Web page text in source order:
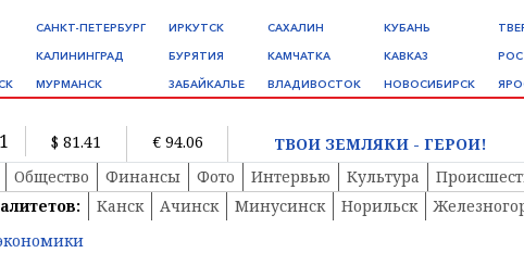
САНКТ-ПЕТЕРБУРГ
КАЛИНИНГРАД
МУРМАНСК
ИРКУТСК
БУРЯТИЯ
ЗАБАЙКАЛЬЕ
САХАЛИН
КАМЧАТКА
ВЛАДИВОСТОК
КУБАНЬ
КАВКАЗ
НОВОСИБИРСК
1 $ 81.41 € 94.06
ТВОИ ЗЕМЛЯКИ - ГЕРОИ!
Общество Финансы Фото Интервью Культура
Канск Ачинск Минусинск Норильск